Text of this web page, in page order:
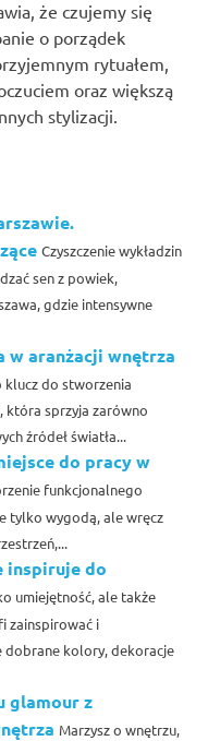
że czujemy się
o porządek
rytuałem,
oraz większą
stylizacji.
Czyszczenie wykładzin
sen z powiek,
gdzie intensywne
w aranżacji wnętrza
do stworzenia
która sprzyja zarówno
źródeł światła...
do pracy w
funkcjonalnego
tylko wygodą, ale wręcz
inspiruje do
umiejętność, ale także
zainspirować i
dobrane kolory, dekoracje
glamour z
Marzysz o wnętrzu,